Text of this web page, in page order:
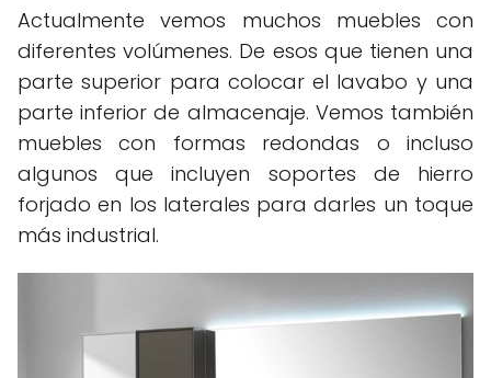
Actualmente vemos muchos muebles con
diferentes volúmenes. De esos que tienen una
parte superior para colocar el lavabo y una
parte inferior de almacenaje. Vemos también
muebles con formas redondas o incluso
algunos que incluyen soportes de hierro
forjado en los laterales para darles un toque
más industrial.